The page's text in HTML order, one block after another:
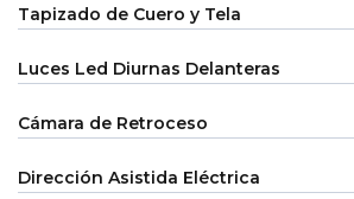
Tapizado de Cuero y Tela
Luces Led Diurnas Delanteras
Cámara de Retroceso
Dirección Asistida Eléctrica